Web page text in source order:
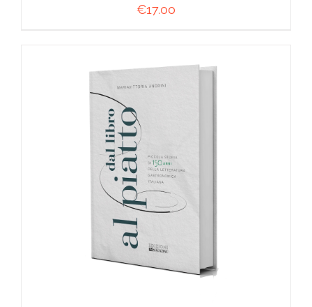
€17.00
AGGIUNGI AL CARRELLO